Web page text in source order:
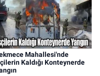
Mahallesi'nde
Kaldığı Konteynerde